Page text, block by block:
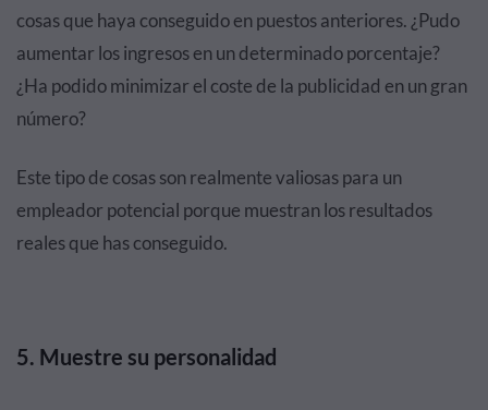
cosas que haya conseguido en puestos anteriores. ¿Pudo
aumentar los ingresos en un determinado porcentaje?
¿Ha podido minimizar el coste de la publicidad en un gran
número?
Este tipo de cosas son realmente valiosas para un
empleador potencial porque muestran los resultados
reales que has conseguido.
5. Muestre su personalidad